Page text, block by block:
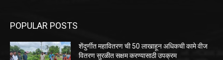
POPULAR POSTS
शेंदुर्णीत महावितरण ची 50 लाखाहून अधिकची कामे वीज
वितरण सुरळीत सक्षम करण्यासाठी उपक्रम